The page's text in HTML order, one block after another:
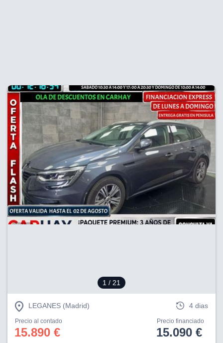
1 / 21
LEGANES (Madrid) 4 dias
Precio al contado
15.890 €
Precio financiado
15.090 €